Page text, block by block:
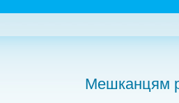
Мешканцям